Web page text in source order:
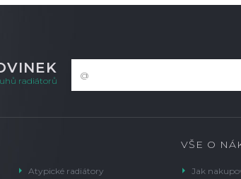
radiátorů
Atypické radiátory
VŠE O
Jak